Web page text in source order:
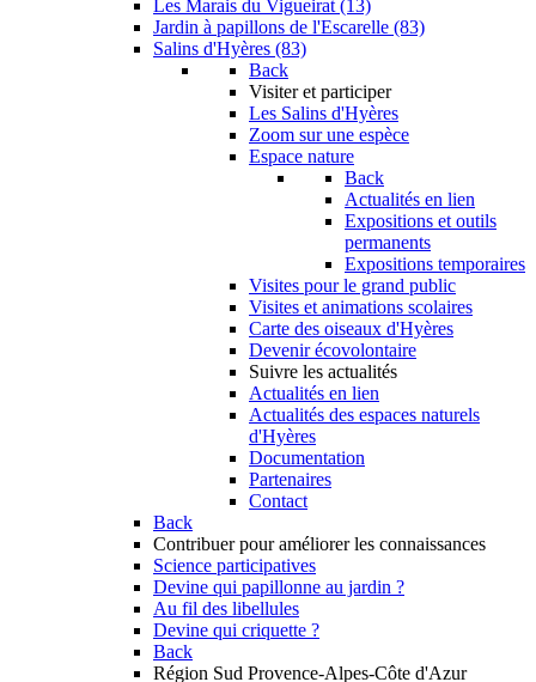
Les Marais du Vigueirat (13)
Jardin à papillons de l'Escarelle (83)
Salins d'Hyères (83)
Back
Visiter et participer
Les Salins d'Hyères
Zoom sur une espèce
Espace nature
Back
Actualités en lien
Expositions et outils
permanents
Expositions temporaires
Visites pour le grand public
Visites et animations scolaires
Carte des oiseaux d'Hyères
Devenir écovolontaire
Suivre les actualités
Actualités en lien
Actualités des espaces naturels
d'Hyères
Documentation
Partenaires
Contact
Back
Contribuer pour améliorer les connaissances
Science participatives
Devine qui papillonne au jardin ?
Au fil des libellules
Devine qui criquette ?
Back
Région Sud Provence-Alpes-Côte d'Azur